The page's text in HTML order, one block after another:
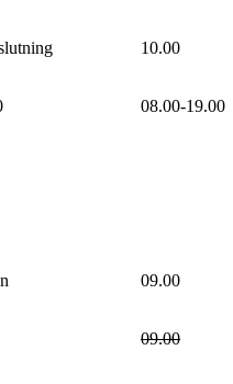
10.00
08.00-19.00
09.00
09.00